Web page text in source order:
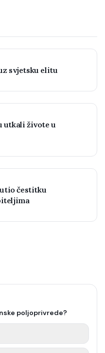
svjetsku elitu
utkali živote u
čestitku
poljoprivrede?